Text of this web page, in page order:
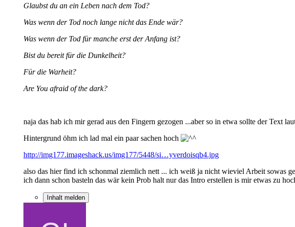
Glaubst du an ein Leben nach dem Tod?
Was wenn der Tod noch lange nicht das Ende wär?
Was wenn der Tod für manche erst der Anfang ist?
Bist du bereit für die Dunkelheit?
Für die Warheit?
Are You afraid of the dark?
naja das hab ich mir gerad aus den Fingern gezogen ...aber so in etwa sollte der Text
Hintergrund öhm ich lad mal ein paar sachen hoch
http://img177.imageshack.us/img177/5448/si…yverdoisqb4.jpg
also das hier find ich schonmal ziemlich nett ... ich weiß ja nicht wieviel Arbeit sowas
ich dann schon basteln das wär kein Prob halt nur das Intro erstellen is mir etwas zu
Inhalt melden